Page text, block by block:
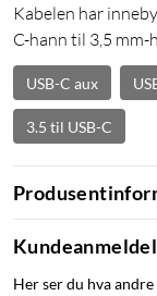
Kabelen har
C-hann til 3,5 mm-
USB-C aux
3.5 til USB-C
Her ser du hva